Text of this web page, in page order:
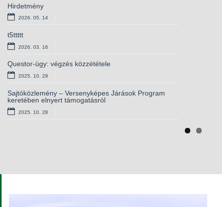
Hirdetmény
2026. 05. 14
t5ttttt
2026. 03. 16
Questor-ügy: végzés közzététele
2025. 10. 29
Sajtóközlemény – Versenyképes Járások Program
keretében elnyert támogatásról
2025. 10. 28
Bursa Hungarica ösztöndíjpályázat
2025. 10. 28
Versenyképes járások – elnyert támogatás
kamerarendszerhez
Európai lakossági egészségfelmérés – csatlakozzon
Ön is!
2025. 09. 11
Álláshirdetés – magasabb vezető